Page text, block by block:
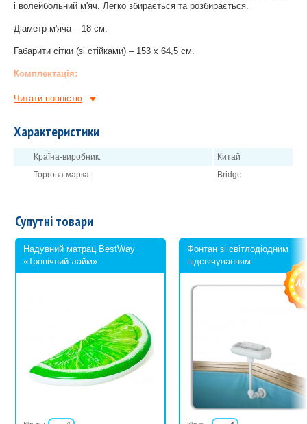
і волейбольний м'яч. Легко збирається та розбирається.
Діаметр м'яча – 18 см.
Габарити сітки (зі стійками) – 153 х 64,5 см.
Комплектація:
м'яч – 1 шт.;
пластикові труби – 14 шт. (3 різних довжини);
фітинг (куточки, трійники, муфти) – 10 шт.;
Читати повнiстю
Характеристики
Країна-виробник:
Китай
Торгова марка:
Bridge
Супутні товари
Надувний матрац BestWay
«Тропічний лайм»
Фонтан зі світлодіодним
підсвічуванням